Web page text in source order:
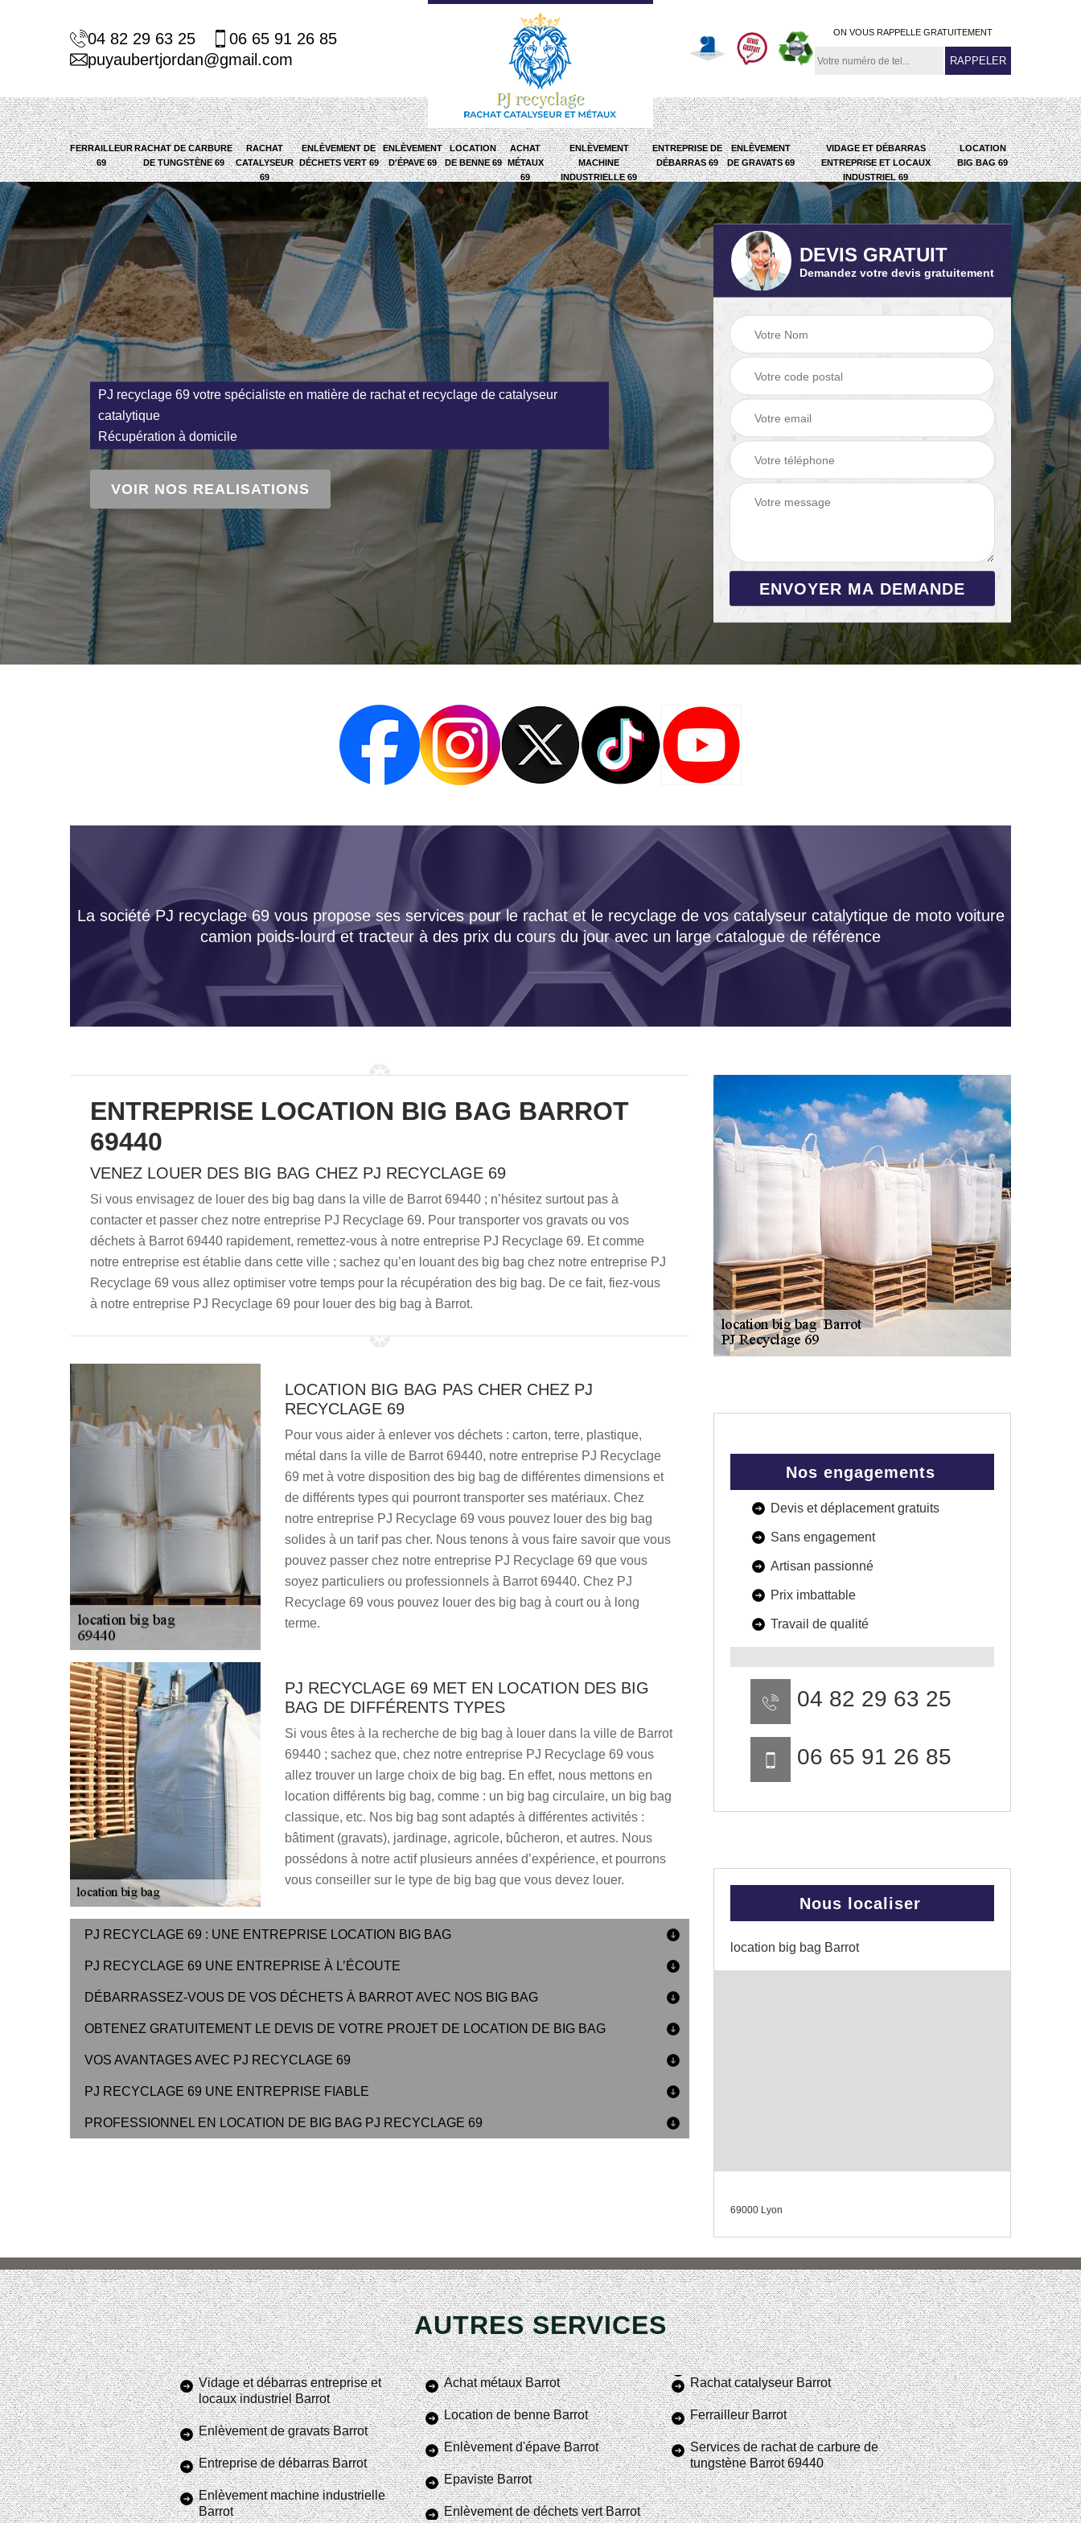
04 82 29 63 25
06 65 91 26 85
puyaubertjordan@gmail.com
ON VOUS RAPPELLE GRATUITEMENT
FERRAILLEUR
69
RACHAT DE CARBURE
DE TUNGSTÈNE 69
RACHAT
CATALYSEUR
69
ENLÈVEMENT DE
DÉCHETS VERT 69
ENLÈVEMENT
D'ÉPAVE 69
LOCATION
DE BENNE 69
ACHAT
MÉTAUX
69
ENLÈVEMENT
MACHINE
INDUSTRIELLE 69
ENTREPRISE DE
DÉBARRAS 69
ENLÈVEMENT
DE GRAVATS 69
VIDAGE ET DÉBARRAS
ENTREPRISE ET LOCAUX
INDUSTRIEL 69
LOCATION
BIG BAG 69
PJ recyclage 69 votre spécialiste en matière de rachat et recyclage de catalyseur
catalytique
Récupération à domicile
VOIR NOS REALISATIONS
DEVIS GRATUIT
Demandez votre devis gratuitement
La société PJ recyclage 69 vous propose ses services pour le rachat et le recyclage de vos catalyseur catalytique de moto voiture
camion poids-lourd et tracteur à des prix du cours du jour avec un large catalogue de référence
ENTREPRISE LOCATION BIG BAG BARROT
69440
VENEZ LOUER DES BIG BAG CHEZ PJ RECYCLAGE 69
Si vous envisagez de louer des big bag dans la ville de Barrot 69440 ; n’hésitez surtout pas à
contacter et passer chez notre entreprise PJ Recyclage 69. Pour transporter vos gravats ou vos
déchets à Barrot 69440 rapidement, remettez-vous à notre entreprise PJ Recyclage 69. Et comme
notre entreprise est établie dans cette ville ; sachez qu’en louant des big bag chez notre entreprise PJ
Recyclage 69 vous allez optimiser votre temps pour la récupération des big bag. De ce fait, fiez-vous
à notre entreprise PJ Recyclage 69 pour louer des big bag à Barrot.
LOCATION BIG BAG PAS CHER CHEZ PJ
RECYCLAGE 69
Pour vous aider à enlever vos déchets : carton, terre, plastique,
métal dans la ville de Barrot 69440, notre entreprise PJ Recyclage
69 met à votre disposition des big bag de différentes dimensions et
de différents types qui pourront transporter ses matériaux. Chez
notre entreprise PJ Recyclage 69 vous pouvez louer des big bag
solides à un tarif pas cher. Nous tenons à vous faire savoir que vous
pouvez passer chez notre entreprise PJ Recyclage 69 que vous
soyez particuliers ou professionnels à Barrot 69440. Chez PJ
Recyclage 69 vous pouvez louer des big bag à court ou à long
terme.
PJ RECYCLAGE 69 MET EN LOCATION DES BIG
BAG DE DIFFÉRENTS TYPES
Si vous êtes à la recherche de big bag à louer dans la ville de Barrot
69440 ; sachez que, chez notre entreprise PJ Recyclage 69 vous
allez trouver un large choix de big bag. En effet, nous mettons en
location différents big bag, comme : un big bag circulaire, un big bag
classique, etc. Nos big bag sont adaptés à différentes activités :
bâtiment (gravats), jardinage, agricole, bûcheron, et autres. Nous
possédons à notre actif plusieurs années d’expérience, et pourrons
vous conseiller sur le type de big bag que vous devez louer.
PJ RECYCLAGE 69 : UNE ENTREPRISE LOCATION BIG BAG
PJ RECYCLAGE 69 UNE ENTREPRISE À L’ÉCOUTE
DÉBARRASSEZ-VOUS DE VOS DÉCHETS À BARROT AVEC NOS BIG BAG
OBTENEZ GRATUITEMENT LE DEVIS DE VOTRE PROJET DE LOCATION DE BIG BAG
VOS AVANTAGES AVEC PJ RECYCLAGE 69
PJ RECYCLAGE 69 UNE ENTREPRISE FIABLE
PROFESSIONNEL EN LOCATION DE BIG BAG PJ RECYCLAGE 69
Nos engagements
Devis et déplacement gratuits
Sans engagement
Artisan passionné
Prix imbattable
Travail de qualité
04 82 29 63 25
06 65 91 26 85
Nous localiser
location big bag Barrot
69000 Lyon
AUTRES SERVICES
Vidage et débarras entreprise et
locaux industriel Barrot
Enlèvement de gravats Barrot
Entreprise de débarras Barrot
Enlèvement machine industrielle
Barrot
Achat métaux Barrot
Location de benne Barrot
Enlèvement d'épave Barrot
Epaviste Barrot
Enlèvement de déchets vert Barrot
Rachat catalyseur Barrot
Ferrailleur Barrot
Services de rachat de carbure de
tungstène Barrot 69440